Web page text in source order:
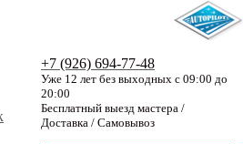
+7 (926) 694-77-48
Уже 12 лет без выходных с 09:00 до
20:00
Бесплатный выезд мастера /
Доставка / Самовывоз